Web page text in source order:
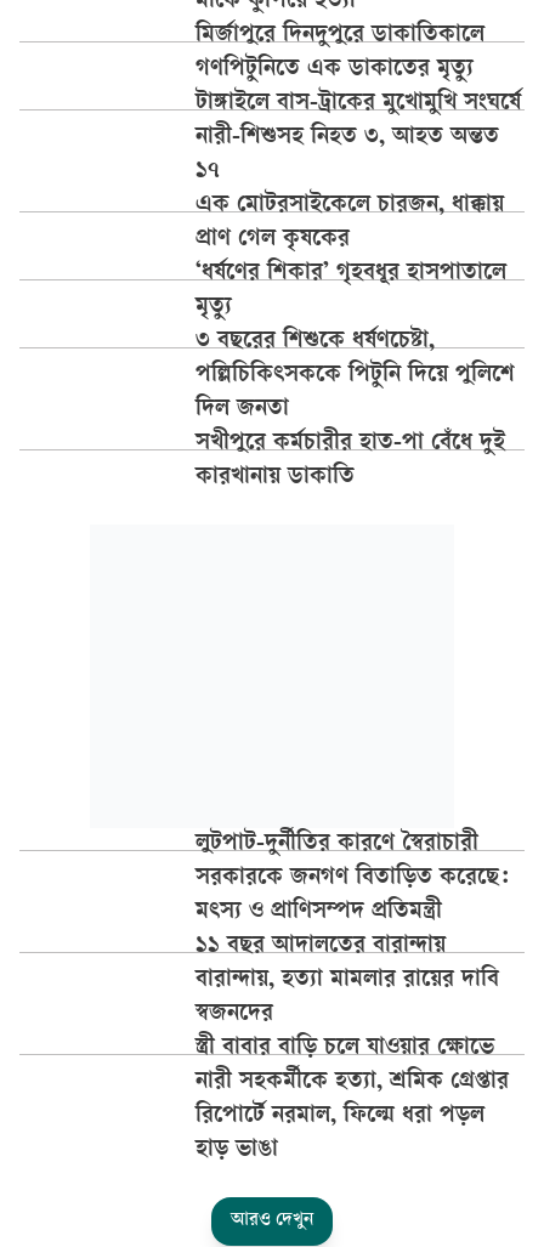
মির্জাপুরে দিনদুপুরে ডাকাতিকালে
গণপিটুনিতে এক ডাকাতের মৃত্যু
টাঙ্গাইলে বাস-ট্রাকের মুখোমুখি সংঘর্ষে
নারী-শিশুসহ নিহত ৩, আহত অন্তত
১৭
এক মোটরসাইকেলে চারজন, ধাক্কায়
প্রাণ গেল কৃষকের
‘ধর্ষণের শিকার’ গৃহবধূর হাসপাতালে
মৃত্যু
৩ বছরের শিশুকে ধর্ষণচেষ্টা,
পল্লিচিকিৎসককে পিটুনি দিয়ে পুলিশে
দিল জনতা
সখীপুরে কর্মচারীর হাত-পা বেঁধে দুই
কারখানায় ডাকাতি
লুটপাট-দুর্নীতির কারণে স্বৈরাচারী
সরকারকে জনগণ বিতাড়িত করেছে:
মৎস্য ও প্রাণিসম্পদ প্রতিমন্ত্রী
১১ বছর আদালতের বারান্দায়
বারান্দায়, হত্যা মামলার রায়ের দাবি
স্বজনদের
স্ত্রী বাবার বাড়ি চলে যাওয়ার ক্ষোভে
নারী সহকর্মীকে হত্যা, শ্রমিক গ্রেপ্তার
রিপোর্টে নরমাল, ফিল্মে ধরা পড়ল
হাড় ভাঙা
আরও দেখুন